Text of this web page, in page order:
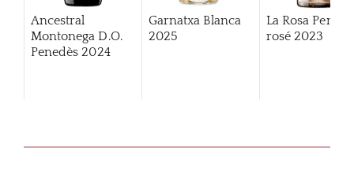
Ancestral
Montonega D.O.
Penedès 2024
Garnatxa Blanca
2025
La Rosa
rosé 2023